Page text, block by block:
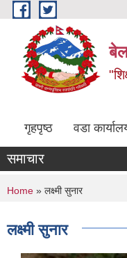
Skip to main content
गृहपृष्ठ वडा
समाचार
You are here
Home » लक्ष्मी सुनार
लक्ष्मी सुनार